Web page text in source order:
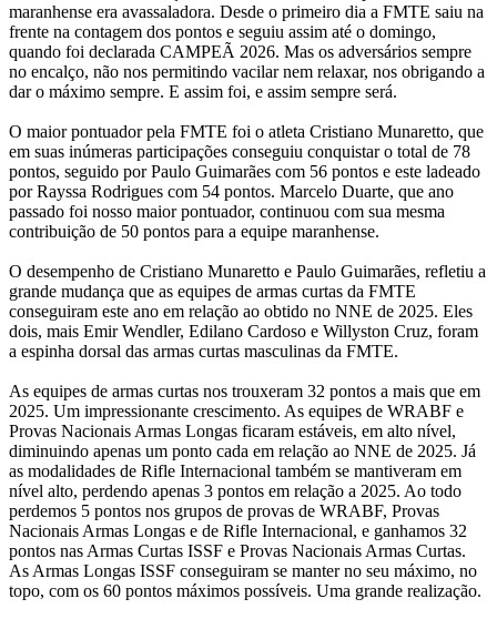
maranhense era avassaladora. Desde o primeiro dia a FMTE saiu na
frente na contagem dos pontos e seguiu assim até o domingo,
quando foi declarada CAMPEÃ 2026. Mas os adversários sempre
no encalço, não nos permitindo vacilar nem relaxar, nos obrigando a
dar o máximo sempre. E assim foi, e assim sempre será.
O maior pontuador pela FMTE foi o atleta Cristiano Munaretto, que
em suas inúmeras participações conseguiu conquistar o total de 78
pontos, seguido por Paulo Guimarães com 56 pontos e este ladeado
por Rayssa Rodrigues com 54 pontos. Marcelo Duarte, que ano
passado foi nosso maior pontuador, continuou com sua mesma
contribuição de 50 pontos para a equipe maranhense.
O desempenho de Cristiano Munaretto e Paulo Guimarães, refletiu a
grande mudança que as equipes de armas curtas da FMTE
conseguiram este ano em relação ao obtido no NNE de 2025. Eles
dois, mais Emir Wendler, Edilano Cardoso e Willyston Cruz, foram
a espinha dorsal das armas curtas masculinas da FMTE.
As equipes de armas curtas nos trouxeram 32 pontos a mais que em
2025. Um impressionante crescimento. As equipes de WRABF e
Provas Nacionais Armas Longas ficaram estáveis, em alto nível,
diminuindo apenas um ponto cada em relação ao NNE de 2025. Já
as modalidades de Rifle Internacional também se mantiveram em
nível alto, perdendo apenas 3 pontos em relação a 2025. Ao todo
perdemos 5 pontos nos grupos de provas de WRABF, Provas
Nacionais Armas Longas e de Rifle Internacional, e ganhamos 32
pontos nas Armas Curtas ISSF e Provas Nacionais Armas Curtas.
As Armas Longas ISSF conseguiram se manter no seu máximo, no
topo, com os 60 pontos máximos possíveis. Uma grande realização.